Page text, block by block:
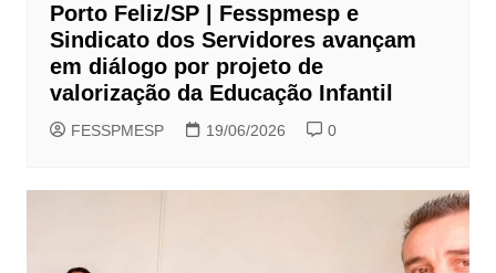
Porto Feliz/SP | Fesspmesp e
Sindicato dos Servidores avançam
em diálogo por projeto de
valorização da Educação Infantil
FESSPMESP 19/06/2026 0